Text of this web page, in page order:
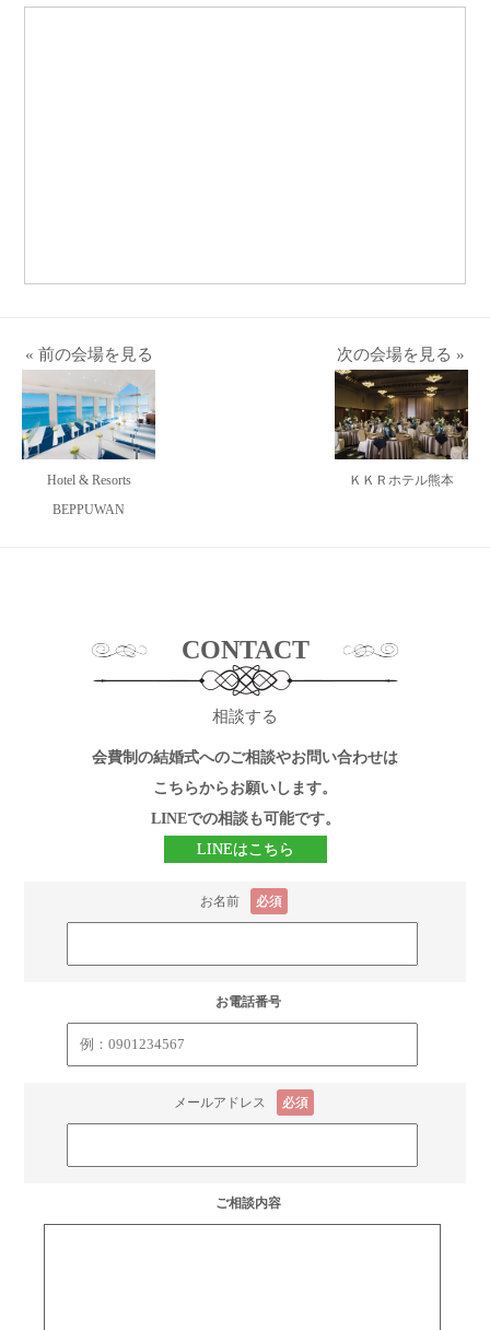
« 前の会場を見る
Hotel & Resorts
BEPPUWAN
次の会場を見る »
ＫＫＲホテル熊本
CONTACT
相談する
会費制の結婚式へのご相談やお問い合わせは
こちらからお願いします。
LINEでの相談も可能です。
LINEはこちら
お名前 必須
お電話番号
メールアドレス 必須
ご相談内容